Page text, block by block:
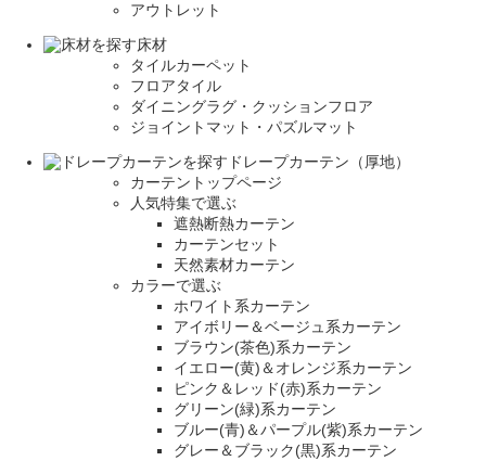
アウトレット
床材
タイルカーペット
フロアタイル
ダイニングラグ・クッションフロア
ジョイントマット・パズルマット
ドレープカーテン（厚地）
カーテントップページ
人気特集で選ぶ
遮熱断熱カーテン
カーテンセット
天然素材カーテン
カラーで選ぶ
ホワイト系カーテン
アイボリー＆ベージュ系カーテン
ブラウン(茶色)系カーテン
イエロー(黄)＆オレンジ系カーテン
ピンク＆レッド(赤)系カーテン
グリーン(緑)系カーテン
ブルー(青)＆パープル(紫)系カーテン
グレー＆ブラック(黒)系カーテン